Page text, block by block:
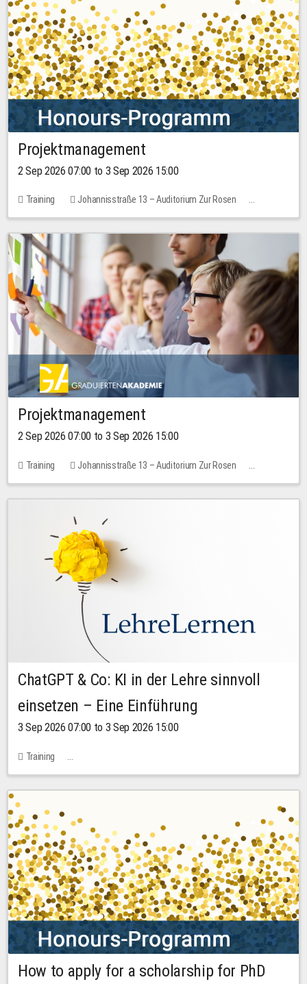
Projektmanagement
2 Sep 2026 07:00 to 3 Sep 2026 15:00
Training
Johannisstraße 13 – Auditorium Zur Rosen
1 place
Projektmanagement
2 Sep 2026 07:00 to 3 Sep 2026 15:00
Training
Johannisstraße 13 – Auditorium Zur Rosen
No free places
30.00 EUR
ChatGPT & Co: KI in der Lehre sinnvoll
einsetzen – Eine Einführung
3 Sep 2026 07:00 to 3 Sep 2026 15:00
Training
Bachstraße 18k - SR 102 (Seminarraum Servicestelle LehreLernen)
How to apply for a scholarship for PhD